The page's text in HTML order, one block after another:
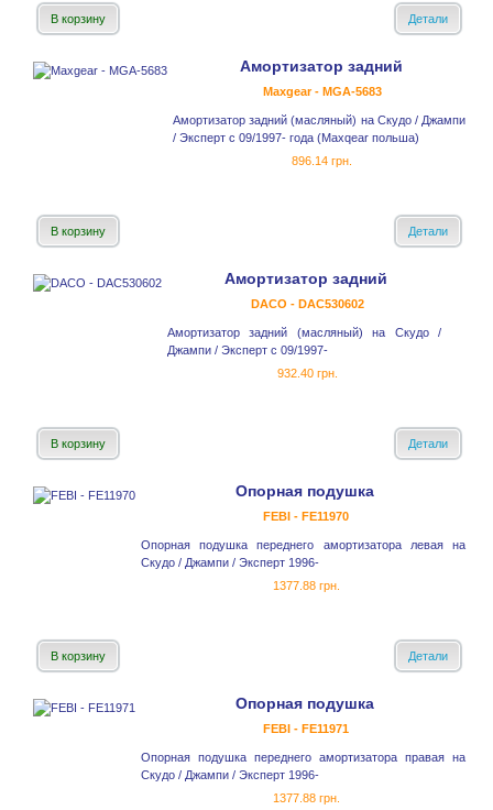
В корзину Детали
Амортизатор задний
Maxgear - MGA-5683
Амортизатор задний (масляный) на Скудо / Джампи
/ Эксперт с 09/1997- года (Maxqear польша)
896.14 грн.
В корзину Детали
Амортизатор задний
DACO - DAC530602
Амортизатор задний (масляный) на Скудо /
Джампи / Эксперт с 09/1997-
932.40 грн.
В корзину Детали
Опорная подушка
FEBI - FE11970
Опорная подушка переднего амортизатора левая на
Скудо / Джампи / Эксперт 1996-
1377.88 грн.
В корзину Детали
Опорная подушка
FEBI - FE11971
Опорная подушка переднего амортизатора правая на
Скудо / Джампи / Эксперт 1996-
1377.88 грн.